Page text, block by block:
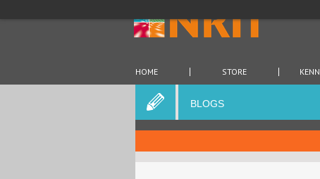
HOME STORE
BLOGS